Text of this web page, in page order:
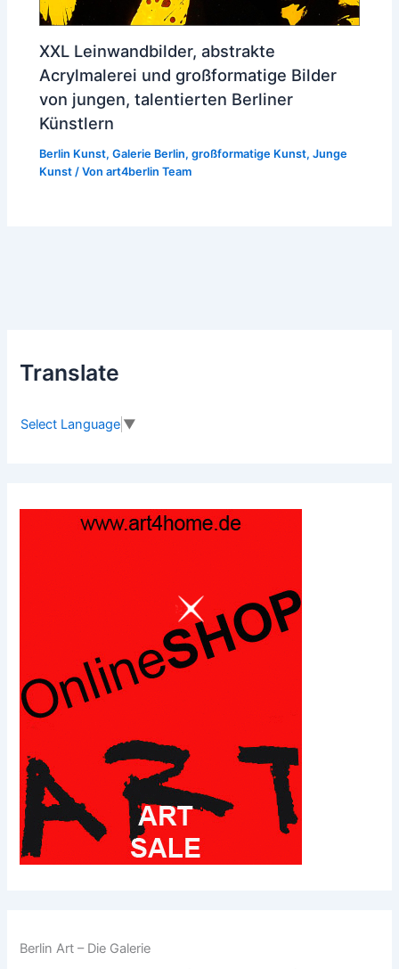
XXL Leinwandbilder, abstrakte
Acrylmalerei und großformatige Bilder
von jungen, talentierten Berliner
Künstlern
Berlin Kunst,Galerie Berlin,großformatige Kunst,Junge
Kunst / Vonart4berlin Team
Translate
Select Language ▼
Berlin Art – Die Galerie